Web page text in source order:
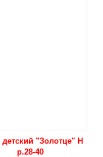
детский "Золотце" Н
р.28-40